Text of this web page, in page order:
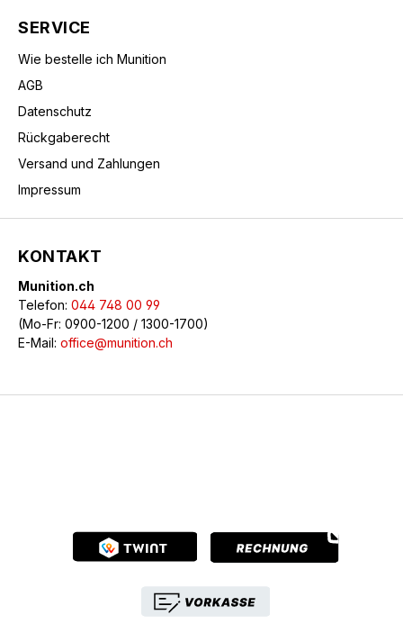
SERVICE
Wie bestelle ich Munition
AGB
Datenschutz
Rückgaberecht
Versand und Zahlungen
Impressum
KONTAKT
Munition.ch
Telefon: 044 748 00 99
(Mo-Fr: 0900-1200 / 1300-1700)
E-Mail: office@munition.ch